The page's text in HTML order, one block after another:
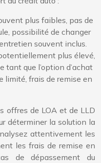
plus faibles, pas de
possibilité de changer
souvent inclus.
plus élevé,
tant que l’option d’achat
limité, frais de remise en
offres de LOA et de LLD
déterminer la solution la
attentivement les
les frais de remise en
de dépassement du